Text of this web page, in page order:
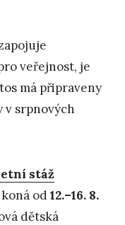
veřejnost, je
má připraveny
v srpnových
stáž
od12.–16. 8.
dětská